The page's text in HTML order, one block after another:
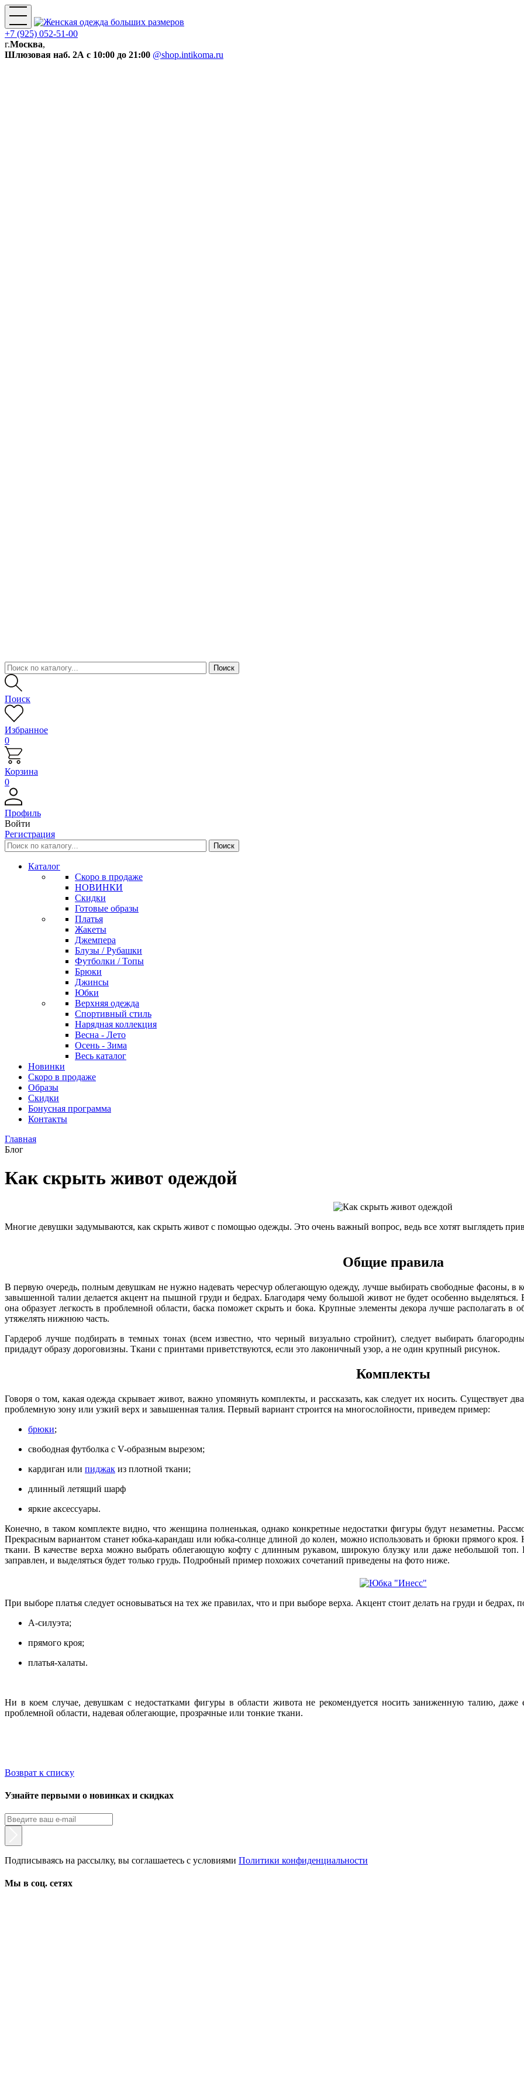
+7 (925) 052-51-00
г.Москва,
Шлюзовая наб. 2А с 10:00 до 21:00 @shop.intikoma.ru
Поиск
Избранное
0
Корзина
0
Профиль
Войти
Регистрация
Каталог
Скоро в продаже
НОВИНКИ
Скидки
Готовые образы
Платья
Жакеты
Джемпера
Блузы / Рубашки
Футболки / Топы
Брюки
Джинсы
Юбки
Верхняя одежда
Спортивный стиль
Нарядная коллекция
Весна - Лето
Осень - Зима
Весь каталог
Новинки
Скоро в продаже
Образы
Скидки
Бонусная программа
Контакты
Главная
Блог
Как скрыть живот одеждой
Многие девушки задумываются, как скрыть живот с помощью одежды. Это очень важный вопрос, ведь все хотят выглядеть
Общие правила
В первую очередь, полным девушкам не нужно надевать чересчур облегающую одежду, лучше выбирать свободные фасоны, в
завышенной талии делается акцент на пышной груди и бедрах. Благодаря чему большой живот не будет особенно
она образует легкость в проблемной области, баска поможет скрыть и бока. Крупные элементы декора лучше располагать
утяжелять нижнюю часть.
Гардероб лучше подбирать в темных тонах (всем известно, что черный визуально стройнит), следует выбирать
придадут образу дороговизны. Ткани с принтами приветствуются, если это лаконичный узор, а не один крупный рисунок.
Комплекты
Говоря о том, какая одежда скрывает живот, важно упомянуть комплекты, и рассказать, как следует их носить. Существует
проблемную зону или узкий верх и завышенная талия. Первый вариант строится на многослойности, приведем пример:
брюки;
свободная футболка с V-образным вырезом;
кардиган или пиджак из плотной ткани;
длинный летящий шарф
яркие аксессуары.
Конечно, в таком комплекте видно, что женщина полненькая, однако конкретные недостатки фигуры будут незаметны.
Прекрасным вариантом станет юбка-карандаш или юбка-солнце длиной до колен, можно использовать и брюки прямого кроя.
ткани. В качестве верха можно выбрать облегающую кофту с длинным рукавом, широкую блузку или даже небольшой
заправлен, и выделяться будет только грудь. Подробный пример похожих сочетаний приведены на фото ниже.
При выборе платья следует основываться на тех же правилах, что и при выборе верха. Акцент стоит делать на груди и бедрах,
А-силуэта;
прямого кроя;
платья-халаты.
Ни в коем случае, девушкам с недостатками фигуры в области живота не рекомендуется носить заниженную талию, даже
проблемной области, надевая облегающие, прозрачные или тонкие ткани.
Возврат к списку
Узнайте первыми о новинках и скидках
Подписываясь на рассылку, вы соглашаетесь с условиями Политики конфиденциальности
Мы в соц. сетях